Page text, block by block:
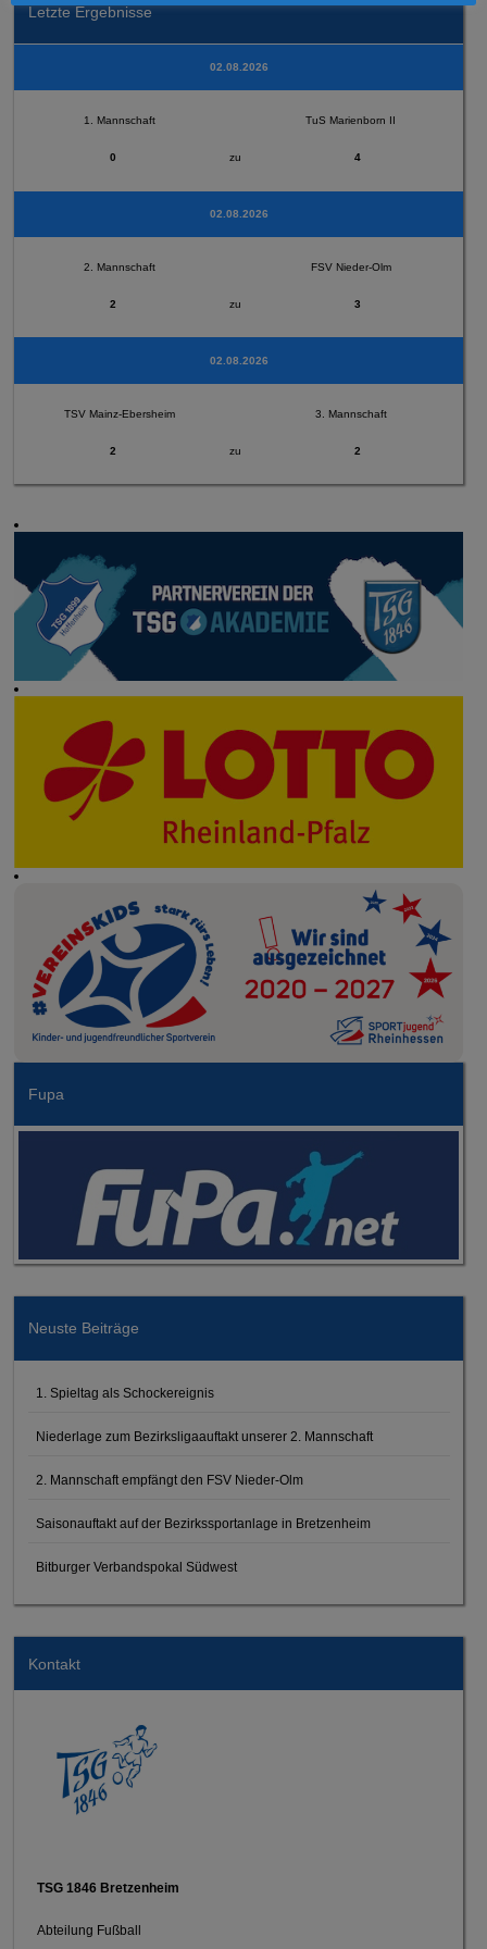
Letzte Ergebnisse
02.08.2026
1. Mannschaft TuS Marienborn II
0 zu 4
02.08.2026
2. Mannschaft FSV Nieder-Olm
2 zu 3
02.08.2026
TSV Mainz-Ebersheim 3. Mannschaft
2 zu 2
Fupa
Neuste Beiträge
1. Spieltag als Schockereignis
Niederlage zum Bezirksligaauftakt unserer 2. Mannschaft
2. Mannschaft empfängt den FSV Nieder-Olm
Saisonauftakt auf der Bezirkssportanlage in Bretzenheim
Bitburger Verbandspokal Südwest
Kontakt
TSG 1846 Bretzenheim
Abteilung Fußball